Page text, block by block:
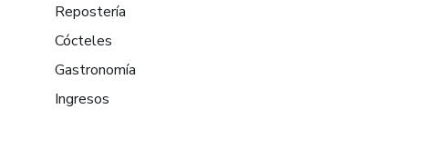
Repostería
Cócteles
Gastronomía
Ingresos